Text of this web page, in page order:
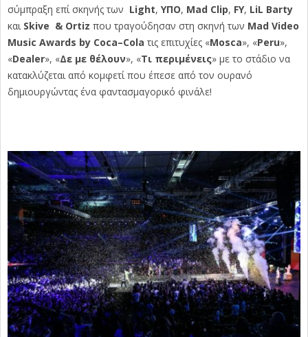
σύμπραξη επί σκηνής των Light, YΠΟ, Mad Clip, FY, LiL Barty
και Skive & Ortiz που τραγούδησαν στη σκηνή των Mad Video
Music Awards by Coca–Cola τις επιτυχίες «Μosca», «Peru»,
«Dealer», «Δε με θέλουν», «Τι περιμένεις» με το στάδιο να
κατακλύζεται από κομφετί που έπεσε από τον ουρανό
δημιουργώντας ένα φαντασμαγορικό φινάλε!